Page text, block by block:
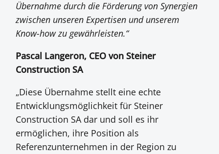
Übernahme durch die Förderung von Synergien
zwischen unseren Expertisen und unserem
Know-how zu gewährleisten.“
Pascal Langeron, CEO von Steiner
Construction SA
„Diese Übernahme stellt eine echte
Entwicklungsmöglichkeit für Steiner
Construction SA dar und soll es ihr
ermöglichen, ihre Position als
Referenzunternehmen in der Region zu